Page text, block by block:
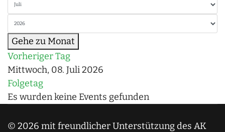
Gehe zu Monat
Vorheriger Tag
Mittwoch, 08. Juli 2026
Folgetag
Es wurden keine Events gefunden
© 2026 mit freundlicher Unterstützung des AK